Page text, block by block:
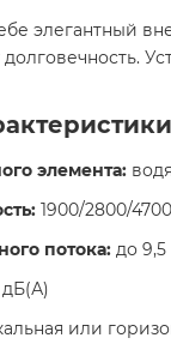
элегантный
элемента:
1900/2800/
потока: до
дБ(А)
или